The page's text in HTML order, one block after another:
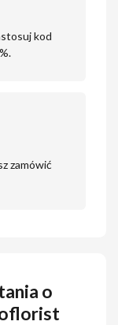
kod
zamówić
o